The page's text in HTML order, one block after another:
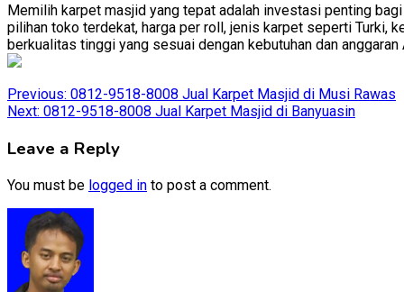
Memilih karpet masjid yang tepat adalah investasi penting
pilihan toko terdekat, harga per roll, jenis karpet seperti Turki,
berkualitas tinggi yang sesuai dengan kebutuhan dan
Post
navigation
Previous: 0812-9518-8008 Jual Karpet Masjid di Musi Rawas
Next: 0812-9518-8008 Jual Karpet Masjid di Banyuasin
Leave a Reply
You must be logged in to post a comment.